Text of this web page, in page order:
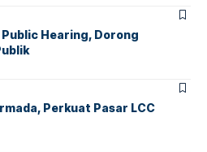
Hearing, Dorong
Perkuat Pasar LCC